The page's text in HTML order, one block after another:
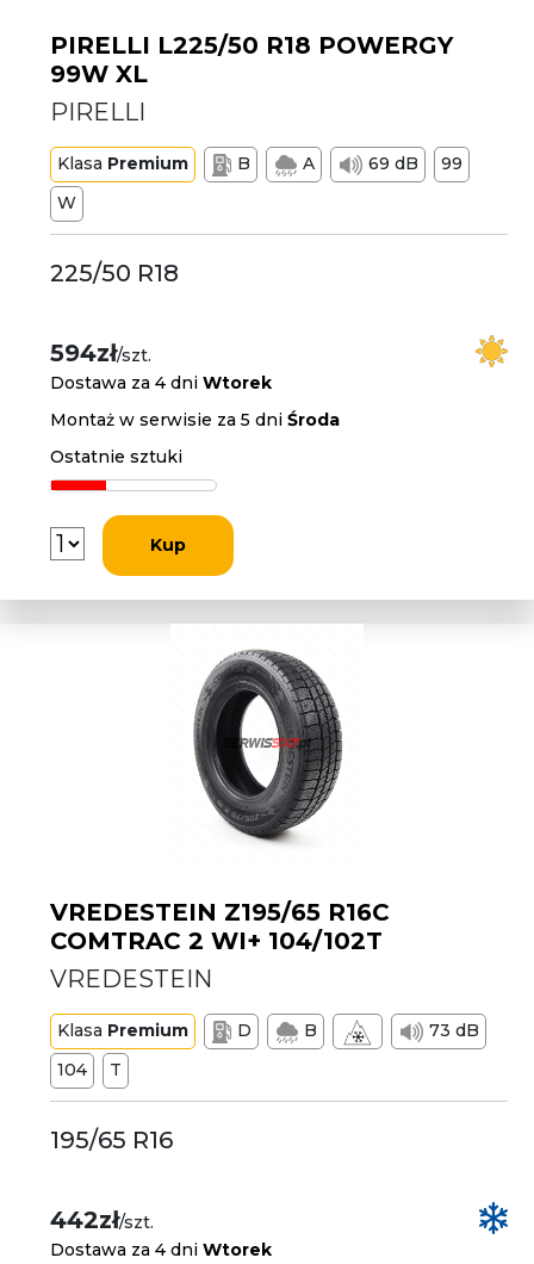
PIRELLI L225/50 R18 POWERGY
99W XL
PIRELLI
Klasa Premium B A 69 dB
99
W
225/50 R18
594zł/szt.
Dostawa za 4 dniWtorek
Montaż w serwisie za 5 dniŚroda
Ostatnie sztuki
Kup
VREDESTEIN Z195/65 R16C
COMTRAC 2 WI+ 104/102T
VREDESTEIN
Klasa Premium D B
73 dB
104
T
195/65 R16
442zł/szt.
Dostawa za 4 dniWtorek